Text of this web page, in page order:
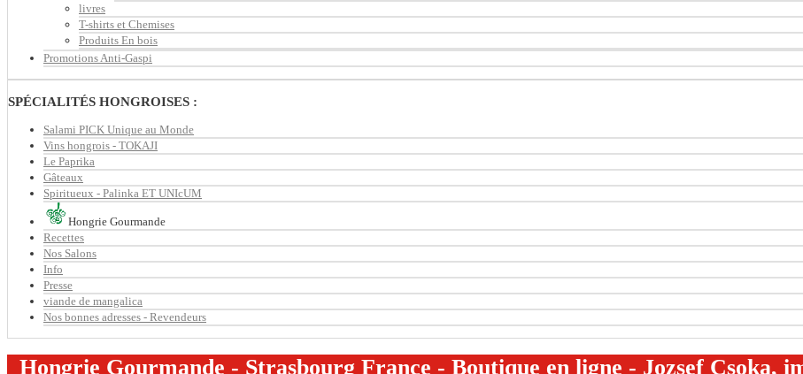
livres
T-shirts et Chemises
Produits En bois
Promotions Anti-Gaspi
SPÉCIALITÉS HONGROISES :
Salami PICK Unique au Monde
Vins hongrois - TOKAJI
Le Paprika
Gâteaux
Spiritueux - Palinka ET UNIcUM
Hongrie Gourmande
Recettes
Nos Salons
Info
Presse
viande de mangalica
Nos bonnes adresses - Revendeurs
Hongrie Gourmande - Strasbourg France - Boutique en ligne - Jozsef Csoka,